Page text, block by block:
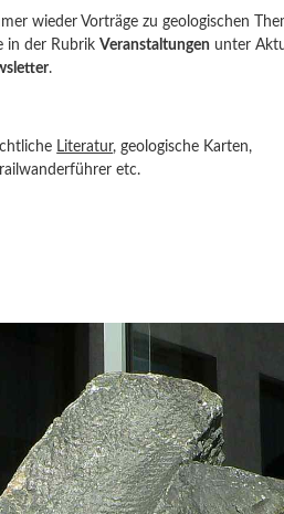
wieder Vorträge zu geologischen
in der RubrikVeranstaltungen unter
.
Literatur, geologische Karten,
etc.